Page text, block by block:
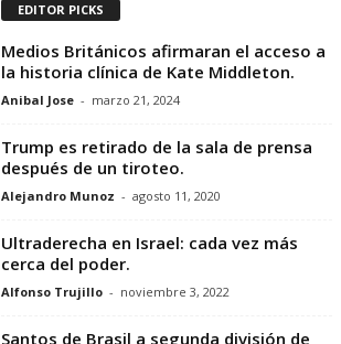
EDITOR PICKS
Medios Británicos afirmaran el acceso a
la historia clínica de Kate Middleton.
Anibal Jose - marzo 21, 2024
Trump es retirado de la sala de prensa
después de un tiroteo.
Alejandro Munoz - agosto 11, 2020
Ultraderecha en Israel: cada vez más
cerca del poder.
Alfonso Trujillo - noviembre 3, 2022
Santos de Brasil a segunda división de